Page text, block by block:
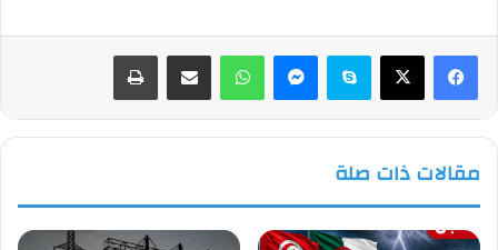
فيسبوك سكايب واتساب
مقالات ذات صلة